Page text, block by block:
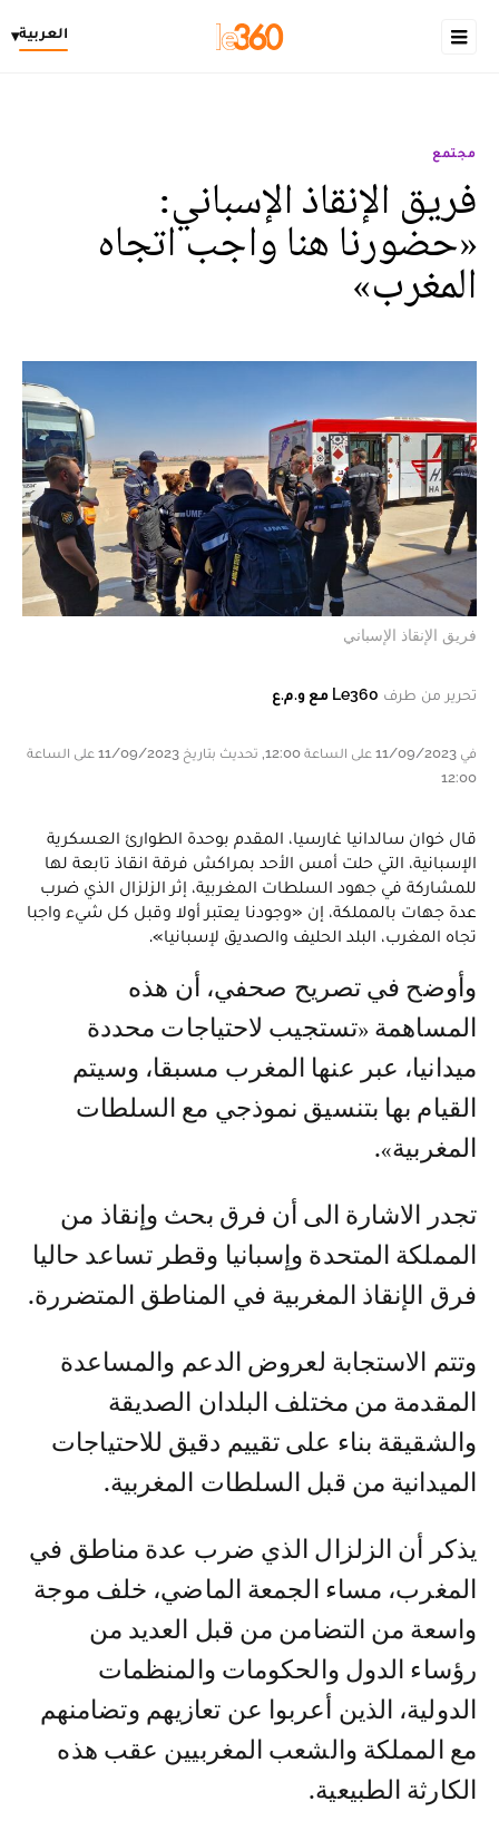
العربية▾
مجتمع
فريق الإنقاذ الإسباني:
«حضورنا هنا واجب اتجاه
المغرب»
فريق الإنقاذ الإسباني
تحرير من طرف Le360 مع و.م.ع
في 11/09/2023 على الساعة 12:00, تحديث بتاريخ 11/09/2023 على الساعة
12:00
قال خوان سالدانيا غارسيا، المقدم بوحدة الطوارئ العسكرية
الإسبانية، التي حلت أمس الأحد بمراكش فرقة انقاذ تابعة لها
للمشاركة في جهود السلطات المغربية، إثر الزلزال الذي ضرب
عدة جهات بالمملكة، إن «وجودنا يعتبر أولا وقبل كل شيء واجبا
تجاه المغرب، البلد الحليف والصديق لإسبانيا».
وأوضح في تصريح صحفي، أن هذه
المساهمة «تستجيب لاحتياجات محددة
ميدانيا، عبر عنها المغرب مسبقا، وسيتم
القيام بها بتنسيق نموذجي مع السلطات
المغربية».
تجدر الاشارة الى أن فرق بحث وإنقاذ من
المملكة المتحدة وإسبانيا وقطر تساعد حاليا
فرق الإنقاذ المغربية في المناطق المتضررة.
وتتم الاستجابة لعروض الدعم والمساعدة
المقدمة من مختلف البلدان الصديقة
والشقيقة بناء على تقييم دقيق للاحتياجات
الميدانية من قبل السلطات المغربية.
يذكر أن الزلزال الذي ضرب عدة مناطق في
المغرب، مساء الجمعة الماضي، خلف موجة
واسعة من التضامن من قبل العديد من
رؤساء الدول والحكومات والمنظمات
الدولية، الذين أعربوا عن تعازيهم وتضامنهم
مع المملكة والشعب المغربيين عقب هذه
الكارثة الطبيعية.